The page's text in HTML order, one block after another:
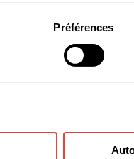
lors de
Préférences